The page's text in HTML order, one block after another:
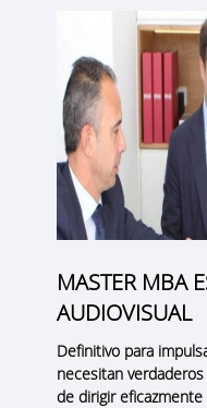
MASTER MBA
AUDIOVISUAL
Definitivo para
necesitan
de dirigir